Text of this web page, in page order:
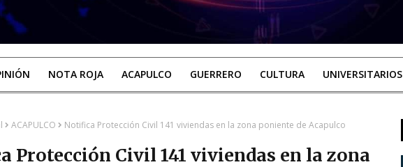
NOTA ROJA ACAPULCO GUERRERO CULTURA UNIVERSITARIOS
ACAPULCO Notifica Protección Civil 141 viviendas en la zona poniente de Acapulco
Protección Civil 141 viviendas en la zona